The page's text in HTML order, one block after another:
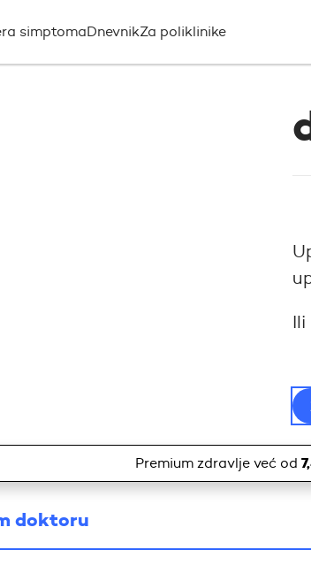
simptomaDnevnikZa poliklinike
Ili
Premium zdravlje već od
doktoru